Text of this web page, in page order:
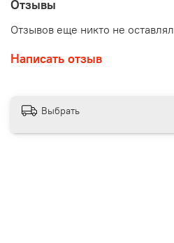
Отзывы
Отзывов еще никто не оставлял
Написать отзыв
Выбрать